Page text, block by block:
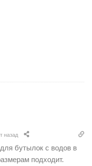
назад
бутылок с водов в
подходит.